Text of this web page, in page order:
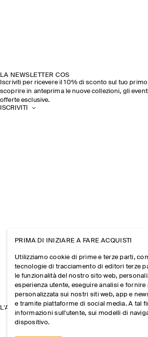
LA NEWSLETTER COS
Iscriviti per ricevere il 10% di sconto sul tuo
scoprire in anteprima le nuove collezioni, gli
offerte esclusive.
ISCRIVITI
L'AZIENDA
PRIMA DI INIZIARE A FARE ACQUISTI
Utilizziamo cookie di prime e terze parti,
tecnologie di tracciamento di editori terze
le funzionalità del nostro sito web,
esperienza utente, eseguire analisi e fornire
personalizzata sui nostri siti web, app e
e tramite piattaforme di social media. A tal
informazioni sull'utente, sui modelli di
dispositivo.